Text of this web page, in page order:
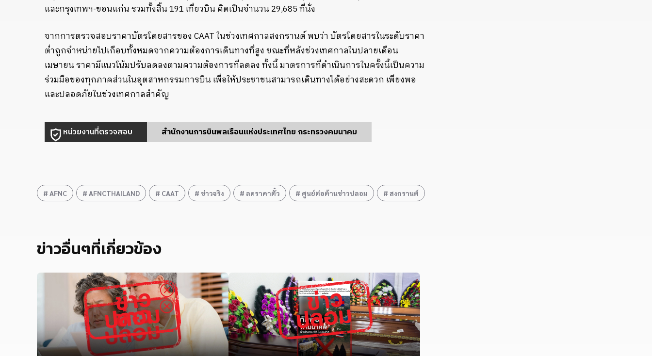
และกรุงเทพฯ-ขอนแก่น รวมทั้งสิ้น 191 เที่ยวบิน คิดเป็นจำนวน 29,685 ที่นั่ง
จากการตรวจสอบราคาบัตรโดยสารของ CAAT ในช่วงเทศกาลสงกรานต์ พบว่า บัตรโดยสารในระดับราคา
ต่ำถูกจำหน่ายไปเกือบทั้งหมดจากความต้องการเดินทางที่สูง ขณะที่หลังช่วงเทศกาลในปลายเดือน
เมษายน ราคามีแนวโน้มปรับลดลงตามความต้องการที่ลดลง ทั้งนี้ มาตรการที่ดำเนินการในครั้งนี้เป็นความ
ร่วมมือของทุกภาคส่วนในอุตสาหกรรมการบิน เพื่อให้ประชาชนสามารถเดินทางได้อย่างสะดวก เพียงพอ
และปลอดภัยในช่วงเทศกาลสำคัญ
หน่วยงานที่ตรวจสอบ สำนักงานการบินพลเรือนแห่งประเทศไทย กระทรวงคมนาคม
AFNC AFNCTHAILAND CAAT ข่าวจริง ลดราคาตั๋ว ศูนย์ต่อต้านข่าวปลอม สงกรานต์
ข่าวอื่นๆที่เกี่ยวข้อง